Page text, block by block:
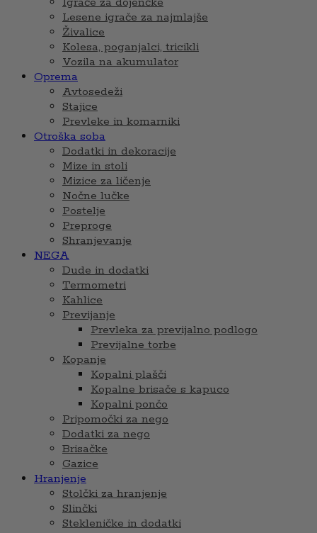
Lesene igrače za najmlajše
Živalice
Kolesa, poganjalci, tricikli
Vozila na akumulator
Oprema
Avtosedeži
Stajice
Prevleke in komarniki
Otroška soba
Dodatki in dekoracije
Mize in stoli
Mizice za ličenje
Nočne lučke
Postelje
Preproge
Shranjevanje
NEGA
Dude in dodatki
Termometri
Kahlice
Previjanje
Prevleka za previjalno podlogo
Previjalne torbe
Kopanje
Kopalni plašči
Kopalne brisače s kapuco
Kopalni pončo
Pripomočki za nego
Dodatki za nego
Brisačke
Gazice
Hranjenje
Stolčki za hranjenje
Slinčki
Stekleničke in dodatki